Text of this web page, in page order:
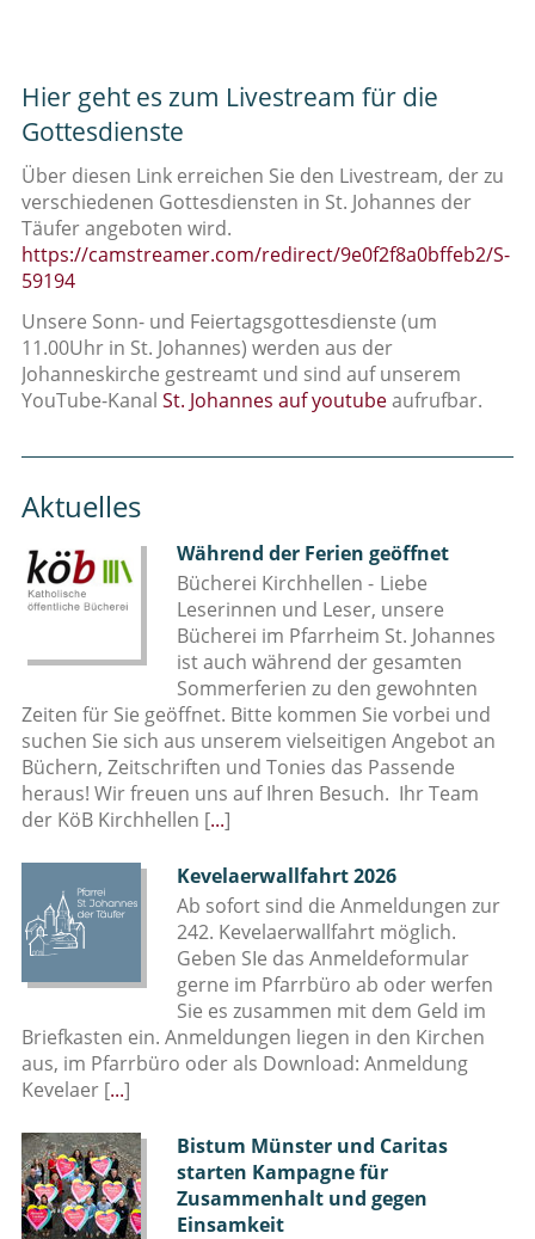
Hier geht es zum Livestream für die
Gottesdienste
Über diesen Link erreichen Sie den Livestream, der zu
verschiedenen Gottesdiensten in St. Johannes der
Täufer angeboten wird.
https://camstreamer.com/redirect/9e0f2f8a0bffeb2/S-
59194
Unsere Sonn- und Feiertagsgottesdienste (um
11.00Uhr in St. Johannes) werden aus der
Johanneskirche gestreamt und sind auf unserem
YouTube-Kanal St. Johannes auf youtubeaufrufbar.
Aktuelles
Während der Ferien geöffnet
Bücherei Kirchhellen - Liebe
Leserinnen und Leser, unsere
Bücherei im Pfarrheim St. Johannes
ist auch während der gesamten
Sommerferien zu den gewohnten
Zeiten für Sie geöffnet. Bitte kommen Sie vorbei und
suchen Sie sich aus unserem vielseitigen Angebot an
Büchern, Zeitschriften und Tonies das Passende
heraus! Wir freuen uns auf Ihren Besuch. Ihr Team
der KöB Kirchhellen [...]
Kevelaerwallfahrt 2026
Ab sofort sind die Anmeldungen zur
242. Kevelaerwallfahrt möglich.
Geben SIe das Anmeldeformular
gerne im Pfarrbüro ab oder werfen
Sie es zusammen mit dem Geld im
Briefkasten ein. Anmeldungen liegen in den Kirchen
aus, im Pfarrbüro oder als Download: Anmeldung
Kevelaer [...]
Bistum Münster und Caritas
starten Kampagne für
Zusammenhalt und gegen
Einsamkeit